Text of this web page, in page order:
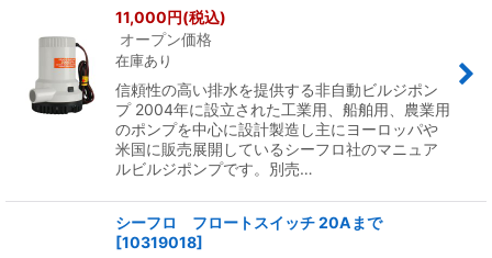
11,000円(税込)
オープン価格
在庫あり
信頼性の高い排水を提供する非自動ビルジポン
プ 2004年に設立された工業用、船舶用、農業用
のポンプを中心に設計製造し主にヨーロッパや
米国に販売展開しているシーフロ社のマニュア
ルビルジポンプです。別売…
シーフロ フロートスイッチ 20Aまで
[10319018]